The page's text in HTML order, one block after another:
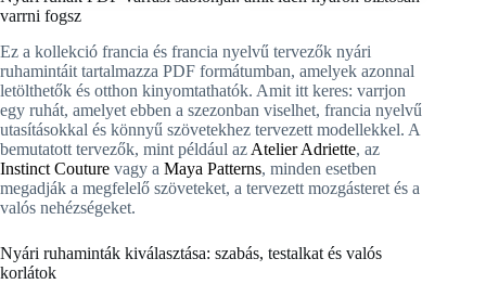
varrni fogsz
Ez a kollekció francia és francia nyelvű tervezők nyári
ruhamintáit tartalmazza PDF formátumban, amelyek azonnal
letölthetők és otthon kinyomtathatók. Amit itt keres: varrjon
egy ruhát, amelyet ebben a szezonban viselhet, francia nyelvű
utasításokkal és könnyű szövetekhez tervezett modellekkel. A
bemutatott tervezők, mint például az Atelier Adriette, az
Instinct Couture vagy a Maya Patterns, minden esetben
megadják a megfelelő szöveteket, a tervezett mozgásteret és a
valós nehézségeket.
Nyári ruhaminták kiválasztása: szabás, testalkat és valós
korlátok